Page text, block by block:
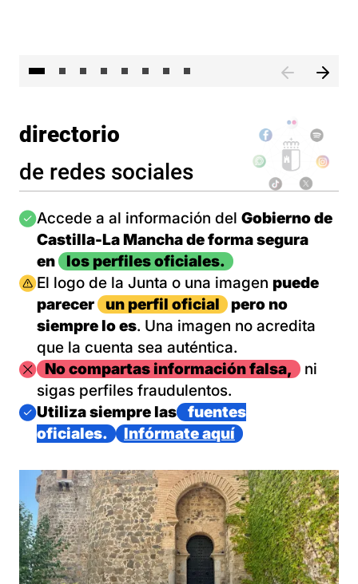
directorio
de redes sociales
Imagen
Accede a al información del Gobierno de
Castilla-La Mancha de forma segura
en
los perfiles oficiales.
Imagen
El logo de la Junta o una imagen puede
parecer
un perfil oficial
pero no
siempre lo es. Una imagen no acredita
que la cuenta sea auténtica.
ImagenNo compartas información falsa,
ni
sigas perfiles fraudulentos.
Imagen
Utiliza siempre las
fuentes
oficiales.
Infórmate aquí